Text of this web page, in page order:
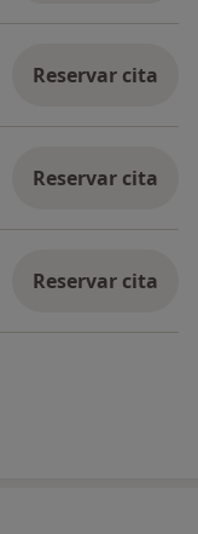
Reservar cita
Reservar cita
Reservar cita